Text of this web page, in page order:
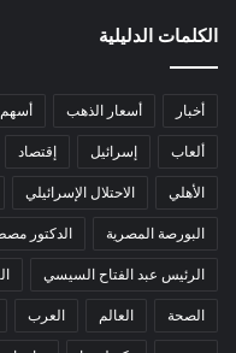
الكلمات الدليلية
أخبار أسعار الذهب أسهم
ألعاب إسرائيل إقتصاد
الأهلي الاحتلال الإسرائيلي
البورصة المصرية الدكتور
الرئيس عبد الفتاح السيسي
الصحة العالم العرب